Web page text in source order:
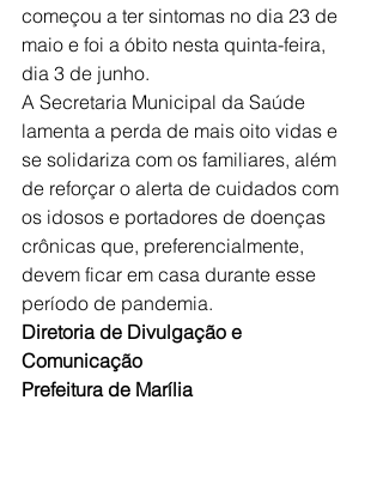
começou a ter sintomas no dia 23 de
maio e foi a óbito nesta quinta-feira,
dia 3 de junho.
A Secretaria Municipal da Saúde
lamenta a perda de mais oito vidas e
se solidariza com os familiares, além
de reforçar o alerta de cuidados com
os idosos e portadores de doenças
crônicas que, preferencialmente,
devem ficar em casa durante esse
período de pandemia.
Diretoria de Divulgação e
Comunicação
Prefeitura de Marília